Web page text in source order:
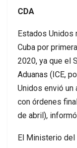
CDA
Estados Unidos
Cuba por
2020, ya que el
Aduanas (ICE,
Unidos envió un
con órdenes
de abril),
El Ministerio del